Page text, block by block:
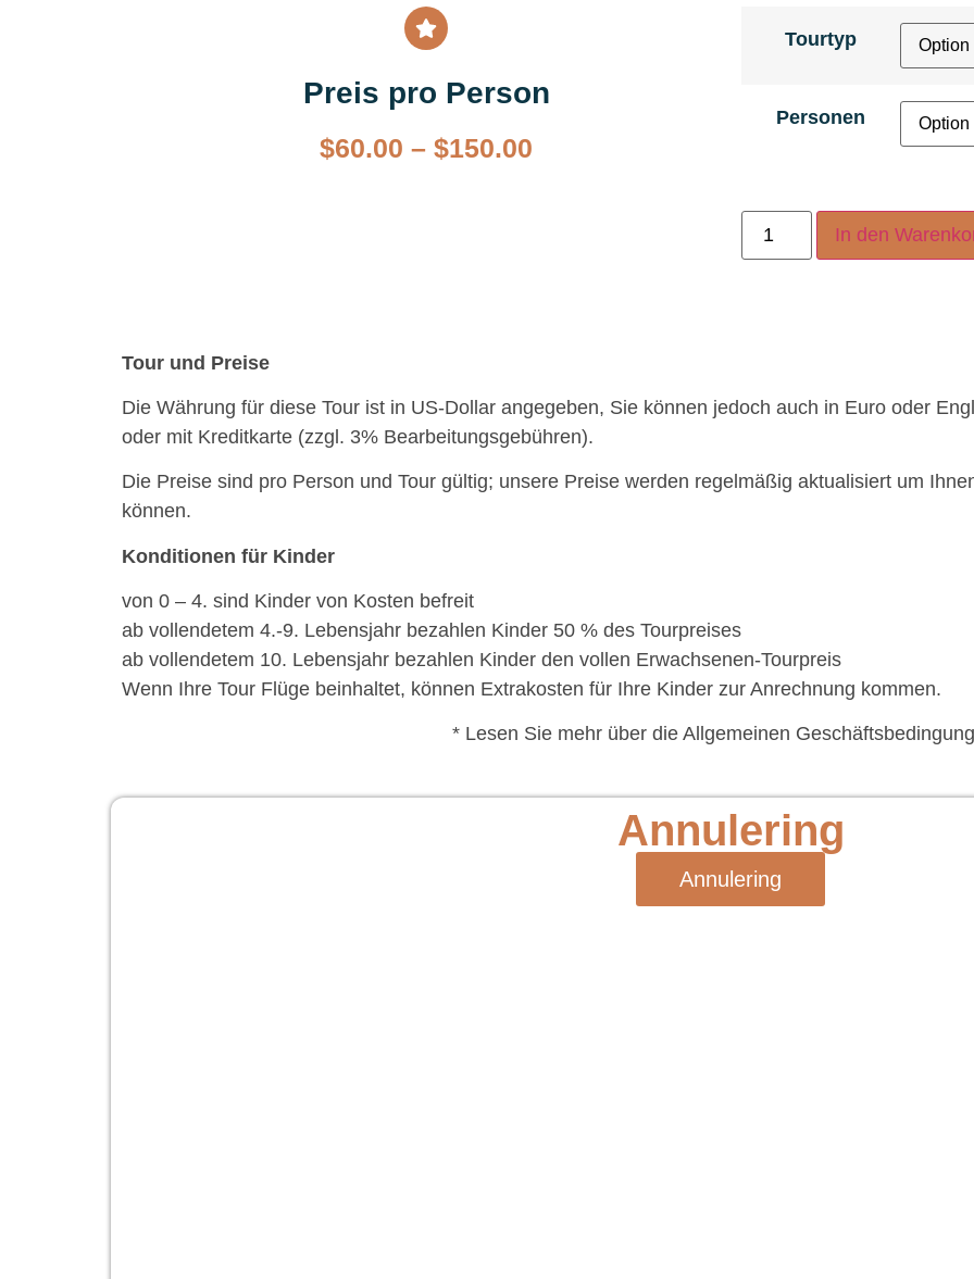
Preis pro Person
$60.00 – $150.00
Tourtyp
Personen
In den
Tour und Preise
Die Währung für diese Tour ist in US-Dollar angegeben, Sie können jedoch auch in Euro oder
oder mit Kreditkarte (zzgl. 3% Bearbeitungsgebühren).
Die Preise sind pro Person und Tour gültig; unsere Preise werden regelmäßig aktualisiert um
können.
Konditionen für Kinder
von 0 – 4. sind Kinder von Kosten befreit
ab vollendetem 4.-9. Lebensjahr bezahlen Kinder 50 % des Tourpreises
ab vollendetem 10. Lebensjahr bezahlen Kinder den vollen Erwachsenen-Tourpreis
Wenn Ihre Tour Flüge beinhaltet, können Extrakosten für Ihre Kinder zur Anrechnung kommen.
* Lesen Sie mehr über die Allgemeinen
Annulering
Annulering